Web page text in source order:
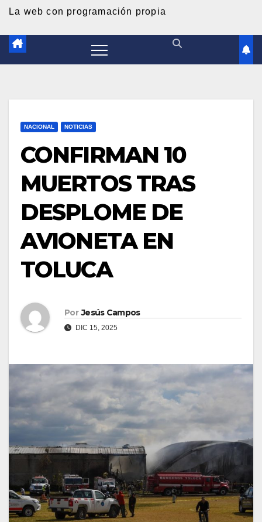
La web con programación propia
NACIONAL NOTICIAS
CONFIRMAN 10
MUERTOS TRAS
DESPLOME DE
AVIONETA EN
TOLUCA
Por Jesús Campos
DIC 15, 2025